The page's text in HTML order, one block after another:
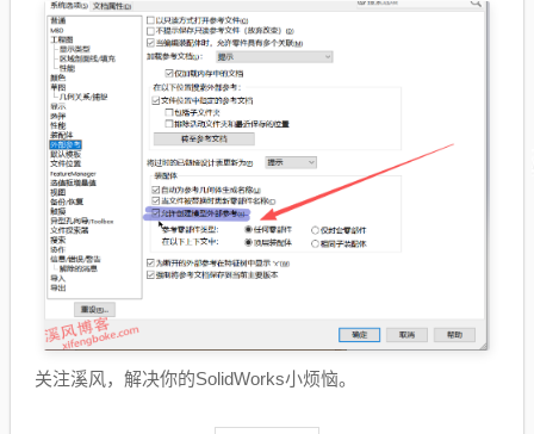
关注溪风，解决你的SolidWorks小烦恼。